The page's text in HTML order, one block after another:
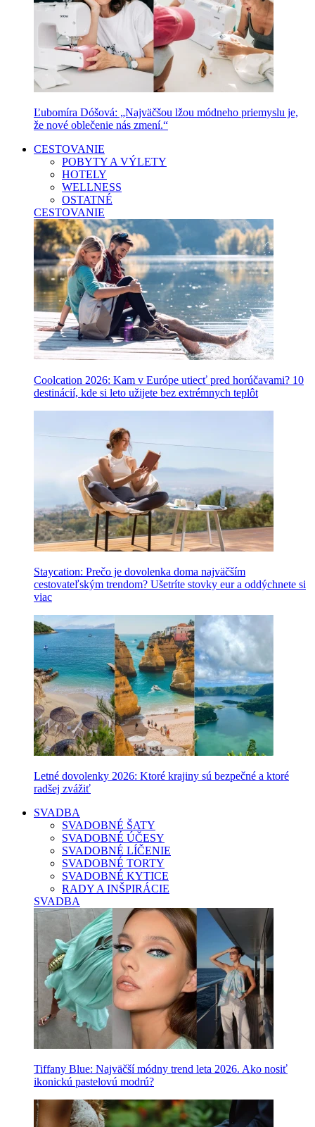
Ľubomíra Dóšová: „Najväčšou lžou módneho priemyslu je,
že nové oblečenie nás zmení.“
CESTOVANIE
POBYTY A VÝLETY
HOTELY
WELLNESS
OSTATNÉ
CESTOVANIE
Coolcation 2026: Kam v Európe utiecť pred horúčavami? 10
destinácií, kde si leto užijete bez extrémnych teplôt
Staycation: Prečo je dovolenka doma najväčším
cestovateľským trendom? Ušetríte stovky eur a oddýchnete si
viac
Letné dovolenky 2026: Ktoré krajiny sú bezpečné a ktoré
radšej zvážiť
SVADBA
SVADOBNÉ ŠATY
SVADOBNÉ ÚČESY
SVADOBNÉ LÍČENIE
SVADOBNÉ TORTY
SVADOBNÉ KYTICE
RADY A INŠPIRÁCIE
SVADBA
Tiffany Blue: Najväčší módny trend leta 2026. Ako nosiť
ikonickú pastelovú modrú?